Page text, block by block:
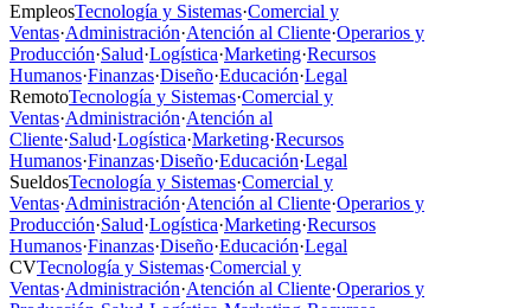
EmpleosTecnología y Sistemas·Comercial y
Ventas·Administración·Atención al Cliente·Operarios y
Producción·Salud·Logística·Marketing·Recursos
Humanos·Finanzas·Diseño·Educación·Legal
RemotoTecnología y Sistemas·Comercial y
Ventas·Administración·Atención al
Cliente·Salud·Logística·Marketing·Recursos
Humanos·Finanzas·Diseño·Educación·Legal
SueldosTecnología y Sistemas·Comercial y
Ventas·Administración·Atención al Cliente·Operarios y
Producción·Salud·Logística·Marketing·Recursos
Humanos·Finanzas·Diseño·Educación·Legal
CVTecnología y Sistemas·Comercial y
Ventas·Administración·Atención al Cliente·Operarios y